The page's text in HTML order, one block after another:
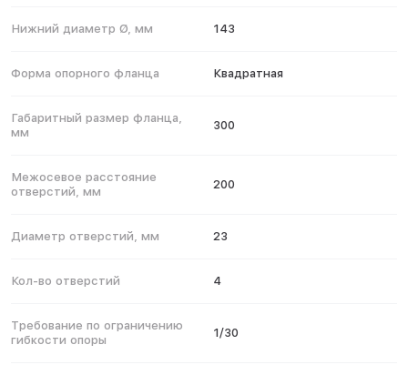
Нижний диаметр Ø, мм 143
Форма опорного фланца Квадратная
Габаритный размер фланца,
мм
300
Межосевое расстояние
отверстий, мм
200
Диаметр отверстий, мм 23
Кол-во отверстий 4
Требование по ограничению
гибкости опоры
1/30